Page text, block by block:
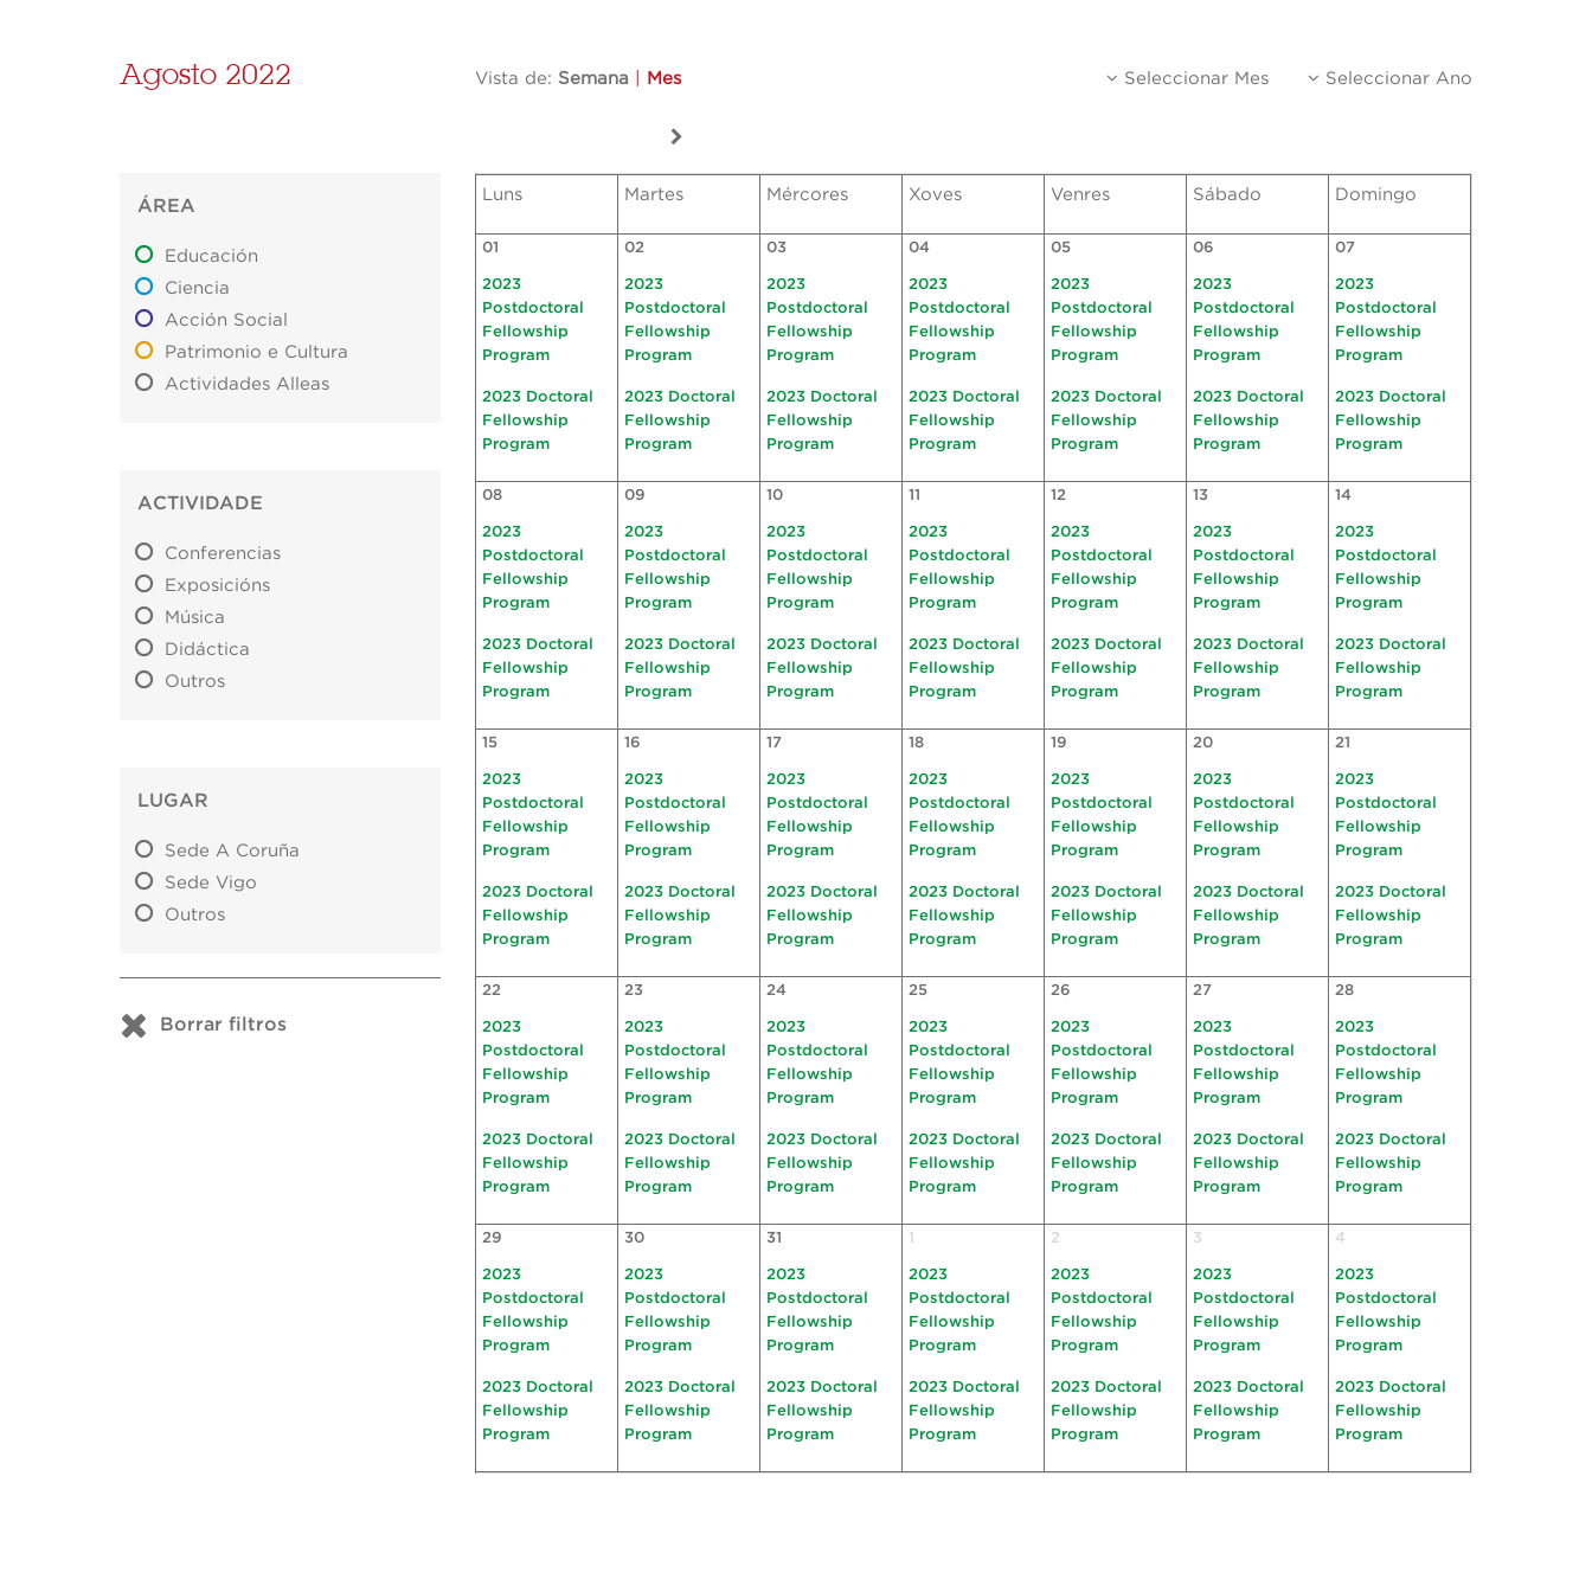
Agosto 2022 Vista de: Semana Mes Seleccionar Mes Seleccionar Ano
ÁREA
Educación
Ciencia
Acción Social
Patrimonio e Cultura
Actividades Alleas
ACTIVIDADE
Conferencias
Exposicións
Música
Didáctica
Outros
LUGAR
Sede A Coruña
Sede Vigo
Outros
Borrar filtros
Luns Martes Mércores Xoves Venres Sábado Domingo
01
2023
Postdoctoral
Fellowship
Program
2023 Doctoral
Fellowship
Program
02
2023
Postdoctoral
Fellowship
Program
2023 Doctoral
Fellowship
Program
03
2023
Postdoctoral
Fellowship
Program
2023 Doctoral
Fellowship
Program
04
2023
Postdoctoral
Fellowship
Program
2023 Doctoral
Fellowship
Program
05
2023
Postdoctoral
Fellowship
Program
2023 Doctoral
Fellowship
Program
06
2023
Postdoctoral
Fellowship
Program
2023 Doctoral
Fellowship
Program
07
2023
Postdoctoral
Fellowship
Program
2023 Doctoral
Fellowship
Program
08
2023
Postdoctoral
Fellowship
Program
2023 Doctoral
Fellowship
Program
09
2023
Postdoctoral
Fellowship
Program
2023 Doctoral
Fellowship
Program
10
2023
Postdoctoral
Fellowship
Program
2023 Doctoral
Fellowship
Program
11
2023
Postdoctoral
Fellowship
Program
2023 Doctoral
Fellowship
Program
12
2023
Postdoctoral
Fellowship
Program
2023 Doctoral
Fellowship
Program
13
2023
Postdoctoral
Fellowship
Program
2023 Doctoral
Fellowship
Program
14
2023
Postdoctoral
Fellowship
Program
2023 Doctoral
Fellowship
Program
15
2023
Postdoctoral
Fellowship
Program
2023 Doctoral
Fellowship
Program
16
2023
Postdoctoral
Fellowship
Program
2023 Doctoral
Fellowship
Program
17
2023
Postdoctoral
Fellowship
Program
2023 Doctoral
Fellowship
Program
18
2023
Postdoctoral
Fellowship
Program
2023 Doctoral
Fellowship
Program
19
2023
Postdoctoral
Fellowship
Program
2023 Doctoral
Fellowship
Program
20
2023
Postdoctoral
Fellowship
Program
2023 Doctoral
Fellowship
Program
21
2023
Postdoctoral
Fellowship
Program
2023 Doctoral
Fellowship
Program
22
2023
Postdoctoral
Fellowship
Program
2023 Doctoral
Fellowship
Program
23
2023
Postdoctoral
Fellowship
Program
2023 Doctoral
Fellowship
Program
24
2023
Postdoctoral
Fellowship
Program
2023 Doctoral
Fellowship
Program
25
2023
Postdoctoral
Fellowship
Program
2023 Doctoral
Fellowship
Program
26
2023
Postdoctoral
Fellowship
Program
2023 Doctoral
Fellowship
Program
27
2023
Postdoctoral
Fellowship
Program
2023 Doctoral
Fellowship
Program
28
2023
Postdoctoral
Fellowship
Program
2023 Doctoral
Fellowship
Program
29
2023
Postdoctoral
Fellowship
Program
2023 Doctoral
Fellowship
Program
30
2023
Postdoctoral
Fellowship
Program
2023 Doctoral
Fellowship
Program
31
2023
Postdoctoral
Fellowship
Program
2023 Doctoral
Fellowship
Program
1
2023
Postdoctoral
Fellowship
Program
2023 Doctoral
Fellowship
Program
2
2023
Postdoctoral
Fellowship
Program
2023 Doctoral
Fellowship
Program
3
2023
Postdoctoral
Fellowship
Program
2023 Doctoral
Fellowship
Program
4
2023
Postdoctoral
Fellowship
Program
2023 Doctoral
Fellowship
Program